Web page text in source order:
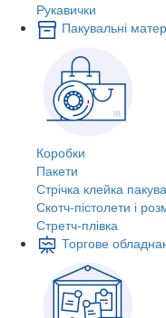
Рукавички
Пакувальні
Коробки
Пакети
Стрічка клейка
Скотч-пістолети і
Стретч-плівка
Торгове